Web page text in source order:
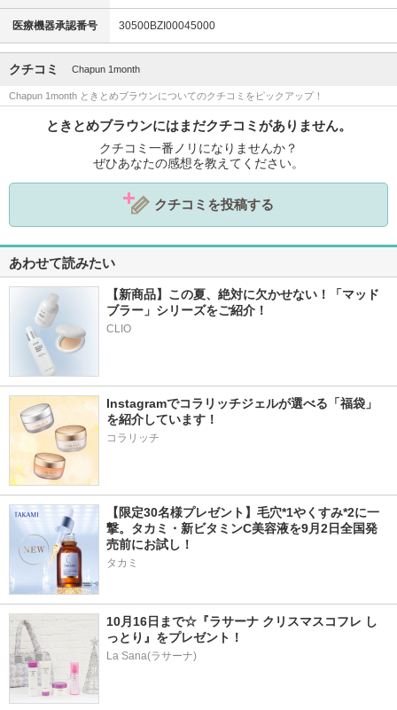
医療機器承認番号 30500BZI00045000
クチコミ Chapun 1month
Chapun 1month ときとめブラウンについてのクチコミをピックアップ！
ときとめブラウンにはまだクチコミがありません。
クチコミ一番ノリになりませんか？
ぜひあなたの感想を教えてください。
クチコミを投稿する
あわせて読みたい
【新商品】この夏、絶対に欠かせない！「マッド
ブラー」シリーズをご紹介！
CLIO
Instagramでコラリッチジェルが選べる「福袋」
を紹介しています！
コラリッチ
【限定30名様プレゼント】毛穴*1やくすみ*2に一
撃。タカミ・新ビタミンC美容液を9月2日全国発
売前にお試し！
タカミ
10月16日まで☆『ラサーナ クリスマスコフレ し
っとり』をプレゼント！
La Sana(ラサーナ)